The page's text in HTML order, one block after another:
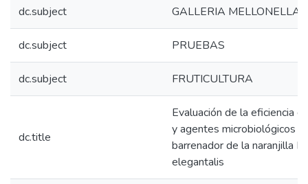
dc.subject GALLERIA MELLONELLA
dc.subject PRUEBAS
dc.subject FRUTICULTURA
dc.title
Evaluación de la eficiencia
y agentes microbiológicos
barrenador de la naranjilla
elegantalis